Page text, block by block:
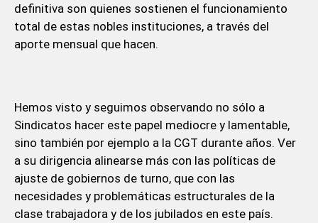
definitiva son quienes sostienen el funcionamiento
total de estas nobles instituciones, a través del
aporte mensual que hacen.
Hemos visto y seguimos observando no sólo a
Sindicatos hacer este papel mediocre y lamentable,
sino también por ejemplo a la CGT durante años. Ver
a su dirigencia alinearse más con las políticas de
ajuste de gobiernos de turno, que con las
necesidades y problemáticas estructurales de la
clase trabajadora y de los jubilados en este país.